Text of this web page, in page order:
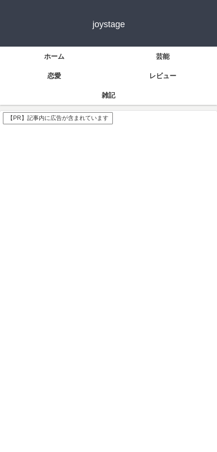
joystage
ホーム 芸能
恋愛 レビュー
雑記
【PR】記事内に広告が含まれています